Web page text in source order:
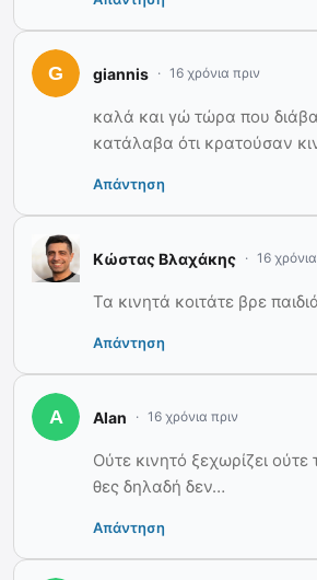
giannis 16 χρόνια πριν
καλά και γώ τώρα που
κατάλαβα ότι κρατούσαν
Απάντηση
Κώστας Βλαχάκης 16
Τα κινητά κοιτάτε βρε
Απάντηση
Alan 16 χρόνια πριν
Ούτε κινητό ξεχωρίζει ούτε
θες δηλαδή δεν…
Απάντηση